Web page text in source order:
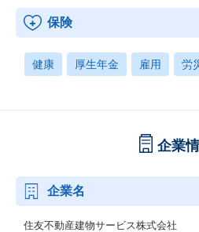
保険
健康 厚生年金 雇用 労
企業
企業名
住友不動産建物サービス株式会社